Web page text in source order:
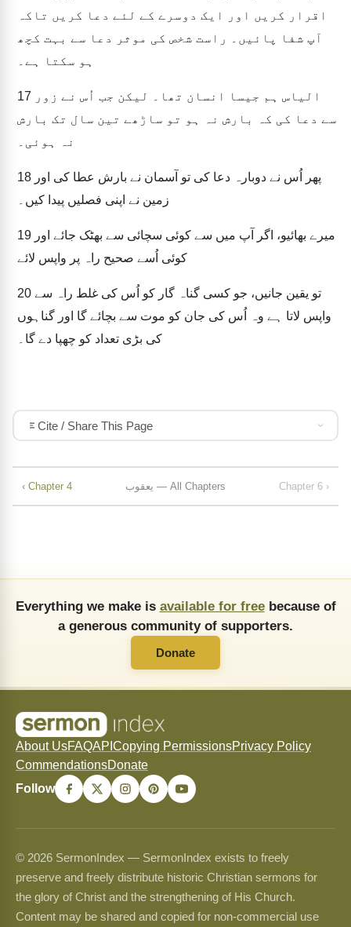
اقرار کریں اور ایک دوسرے کے لئے دعا کریں تاکہ
آپ شفا پائیں۔ راست شخص کی موثر دعا سے بہت کچھ
ہو سکتا ہے۔
17
سے دعا کی کہ بارش نہ ہو تو ساڑھے تین سال تک بارش
نہ ہوئی۔
18
زمین نے اپنی فصلیں پیدا کیں۔
19
کوئی اُسے صحیح راہ پر واپس لائے
20
واپس لاتا ہے وہ اُس کی جان کو موت سے بچائے گا اور گناہوں
کی بڑی تعداد کو چھپا دے گا۔
Cite / Share This Page
‹ Chapter 4 یعقوب — All Chapters Chapter 6 ›
Everything we make is available for freebecause of
a generous community of supporters.
Donate
About UsFAQAPI Copying PermissionsPrivacy Policy
CommendationsDonate
Follow
© 2026 SermonIndex — SermonIndex exists to freely
preserve and freely distribute historic Christian sermons for
the glory of Christ and the strengthening of His Church.
Content may be shared and copied for non-commercial use